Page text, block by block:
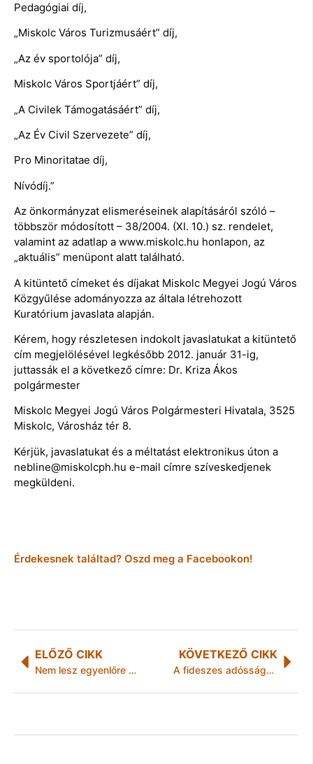
Pedagógiai díj,
„Miskolc Város Turizmusáért” díj,
„Az év sportolója” díj,
Miskolc Város Sportjáért” díj,
„A Civilek Támogatásáért” díj,
„Az Év Civil Szervezete” díj,
Pro Minoritatae díj,
Nívódíj.”
Az önkormányzat elismeréseinek alapításáról szóló –
többször módosított – 38/2004. (XI. 10.) sz. rendelet,
valamint az adatlap a www.miskolc.hu honlapon, az
„aktuális” menüpont alatt található.
A kitüntető címeket és díjakat Miskolc Megyei Jogú Város
Közgyűlése adományozza az általa létrehozott
Kuratórium javaslata alapján.
Kérem, hogy részletesen indokolt javaslatukat a kitüntető
cím megjelölésével legkésőbb 2012. január 31-ig,
juttassák el a következő címre: Dr. Kriza Ákos
polgármester
Miskolc Megyei Jogú Város Polgármesteri Hivatala, 3525
Miskolc, Városház tér 8.
Kérjük, javaslatukat és a méltatást elektronikus úton a
nebline@miskolcph.hu e-mail címre szíveskedjenek
megküldeni.
Érdekesnek találtad? Oszd meg a Facebookon!
ELŐZŐ CIKK
Nem lesz egyenlőre „ebadó” Miskolcon
KÖVETKEZŐ CIKK
A fideszes adósságcsökkentés „eredménye”: 16 éves rekordmagasságot ért el az államadósság